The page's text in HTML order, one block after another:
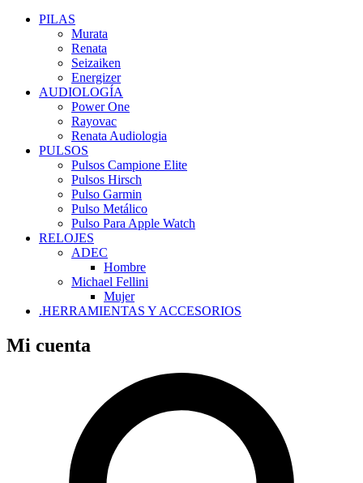
PILAS
Murata
Renata
Seizaiken
Energizer
AUDIOLOGÍA
Power One
Rayovac
Renata Audiologia
PULSOS
Pulsos Campione Elite
Pulsos Hirsch
Pulso Garmin
Pulso Metálico
Pulso Para Apple Watch
RELOJES
ADEC
Hombre
Michael Fellini
Mujer
.HERRAMIENTAS Y ACCESORIOS
Mi cuenta